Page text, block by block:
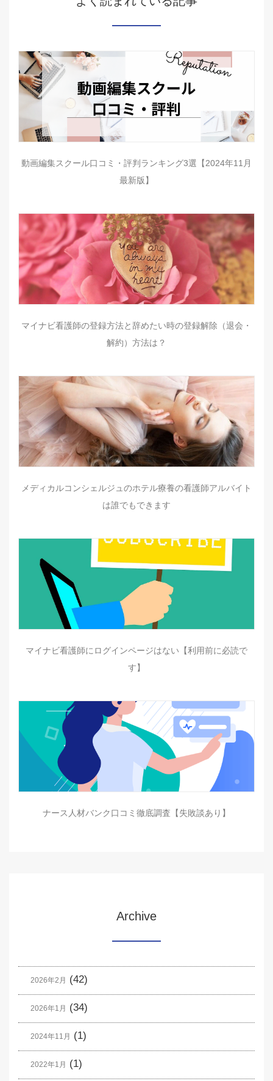
動画編集スクール口コミ・評判ランキング3選【2024年11月
最新版】
マイナビ看護師の登録方法と辞めたい時の登録解除（退会・
解約）方法は？
メディカルコンシェルジュのホテル療養の看護師アルバイト
は誰でもできます
マイナビ看護師にログインページはない【利用前に必読で
す】
ナース人材バンク口コミ徹底調査【失敗談あり】
Archive
2026年2月 (42)
2026年1月 (34)
2024年11月 (1)
2022年1月 (1)